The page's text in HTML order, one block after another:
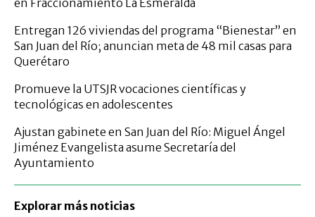
en Fraccionamiento La Esmeralda
Entregan 126 viviendas del programa “Bienestar” en
San Juan del Río; anuncian meta de 48 mil casas para
Querétaro
Promueve la UTSJR vocaciones científicas y
tecnológicas en adolescentes
Ajustan gabinete en San Juan del Río: Miguel Ángel
Jiménez Evangelista asume Secretaría del
Ayuntamiento
Explorar más noticias